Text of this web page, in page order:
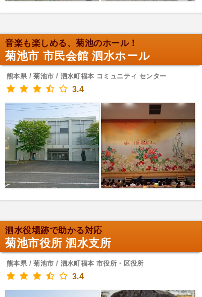
音楽も楽しめる、菊池のホール！
菊池市 市民会館 泗水ホール
熊本県 / 菊池市 / 泗水町福本 コミュニティ センター
3.4
泗水役場跡で助かる対応
菊池市役所 泗水支所
熊本県 / 菊池市 / 泗水町福本 市役所・区役所
3.4